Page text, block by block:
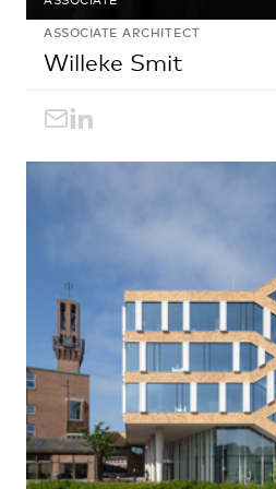
ASSOCIATE ARCHITECT
Willeke Smit
willeke.smit@egm.nl
LinkedIn